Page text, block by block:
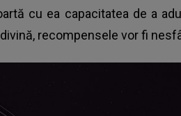
cu ea capacitatea de a
recompensele vor fi